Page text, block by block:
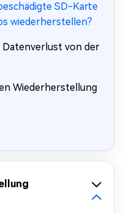
SD-Karte
wiederherstellen?
Datenverlust von der
Wiederherstellung